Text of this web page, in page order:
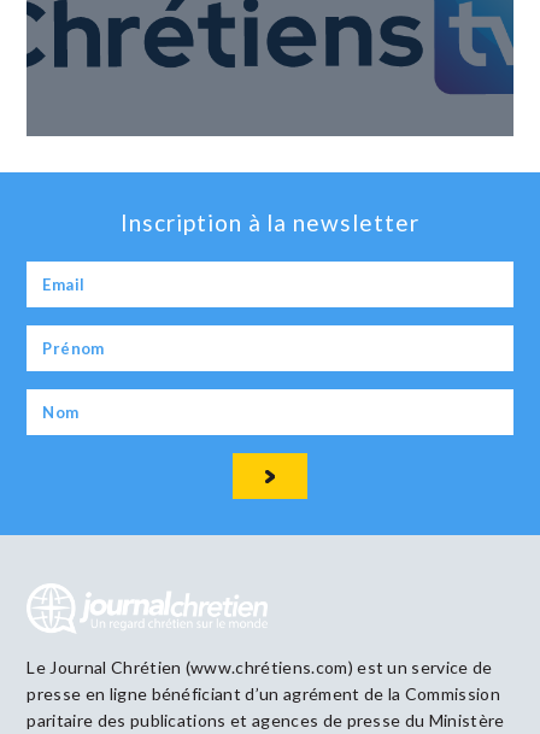
Inscription à la newsletter
Le Journal Chrétien (www.chrétiens.com) est un service de
presse en ligne bénéficiant d’un agrément de la Commission
paritaire des publications et agences de presse du Ministère